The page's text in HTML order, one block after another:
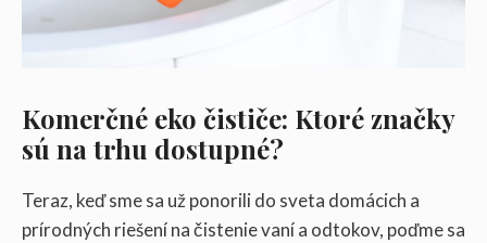
Komerčné eko čističe: Ktoré značky
sú na trhu dostupné?
Teraz, keď sme sa už ponorili do sveta domácich a
prírodných riešení na čistenie vaní a odtokov, poďme sa